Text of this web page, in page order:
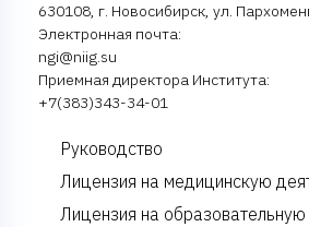
630108, г. Новосибирск, ул.
Электронная почта:
ngi@niig.su
Приемная директора Института:
+7(383)343-34-01
Руководство
Лицензия на медицинскую
Лицензия на образовательную